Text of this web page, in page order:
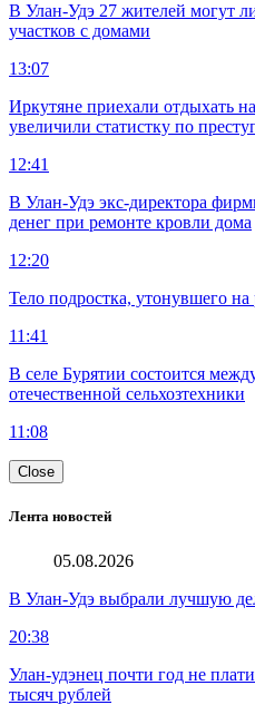
В Улан-Удэ 27 жителей могут
участков с домами
13:07
Иркутяне приехали отдыхать
увеличили статистку по
12:41
В Улан-Удэ экс-директора
денег при ремонте кровли дома
12:20
Тело подростка, утонувшего
11:41
В селе Бурятии состоится
отечественной сельхозтехники
11:08
Close
Лента новостей
05.08.2026
В Улан-Удэ выбрали лучшую
20:38
Улан-удэнец почти год не
тысяч рублей